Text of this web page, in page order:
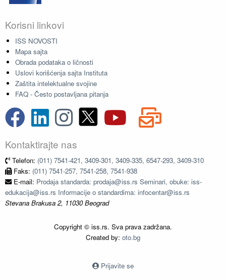
Korisni linkovi
ISS NOVOSTI
Mapa sajta
Obrada podataka o ličnosti
Uslovi korišćenja sajta Instituta
Zaštita intelektualne svojine
FAQ - Često postavljana pitanja
Kontaktirajte nas
Telefon: (011) 7541-421, 3409-301, 3409-335, 6547-293, 3409-310
Faks: (011) 7541-257, 7541-258, 7541-938
E-mail: Prodaja standarda: prodaja@iss.rs Seminari, obuke: iss-
edukacija@iss.rs Informacije o standardima: infocentar@iss.rs
Stevana Brakusa 2, 11030 Beograd
Copyright © iss.rs. Sva prava zadržana.
Created by: oto.bg
Prijavite se